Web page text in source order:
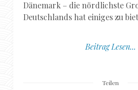
Dänemark – die nördlichste
Deutschlands hat einiges zu
Beitrag Lesen...
Teilen